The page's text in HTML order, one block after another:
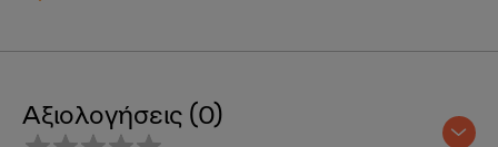
Αξιολογήσεις (0)